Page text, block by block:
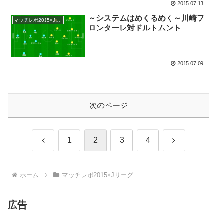
2015.07.13
マッチレポ2015×Jリーグ
～システムはめくるめく～川崎フ
ロンターレ対ドルトムント
2015.07.09
次のページ
前 1 2 3 4 次
ホーム マッチレポ2015×Jリーグ
広告